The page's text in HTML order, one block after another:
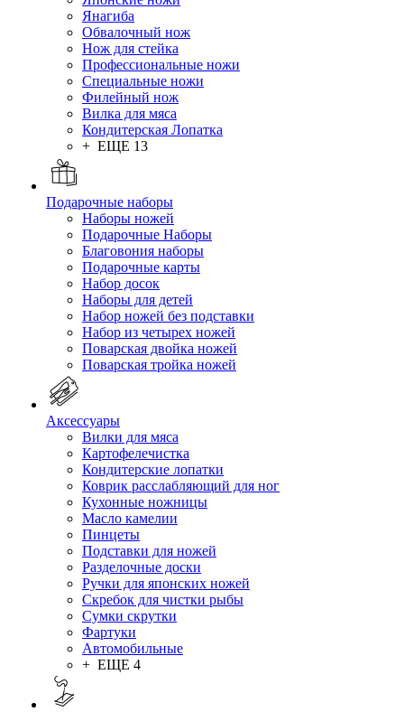
Янагиба
Обвалочный нож
Нож для стейка
Профессиональные ножи
Специальные ножи
Филейный нож
Вилка для мяса
Кондитерская Лопатка
+ ЕЩЕ 13
Подарочные наборы
Наборы ножей
Подарочные Наборы
Благовония наборы
Подарочные карты
Набор досок
Наборы для детей
Набор ножей без подставки
Набор из четырех ножей
Поварская двойка ножей
Поварская тройка ножей
Аксессуары
Вилки для мяса
Картофелечистка
Кондитерские лопатки
Коврик расслабляющий для ног
Кухонные ножницы
Масло камелии
Пинцеты
Подставки для ножей
Разделочные доски
Ручки для японских ножей
Скребок для чистки рыбы
Сумки скрутки
Фартуки
Автомобильные
+ ЕЩЕ 4